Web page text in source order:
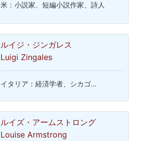
米：小説家、短編小説作家、詩人
ルイジ・ジンガレス
Luigi Zingales
イタリア：経済学者、シカゴ…
ルイズ・アームストロング
Louise Armstrong